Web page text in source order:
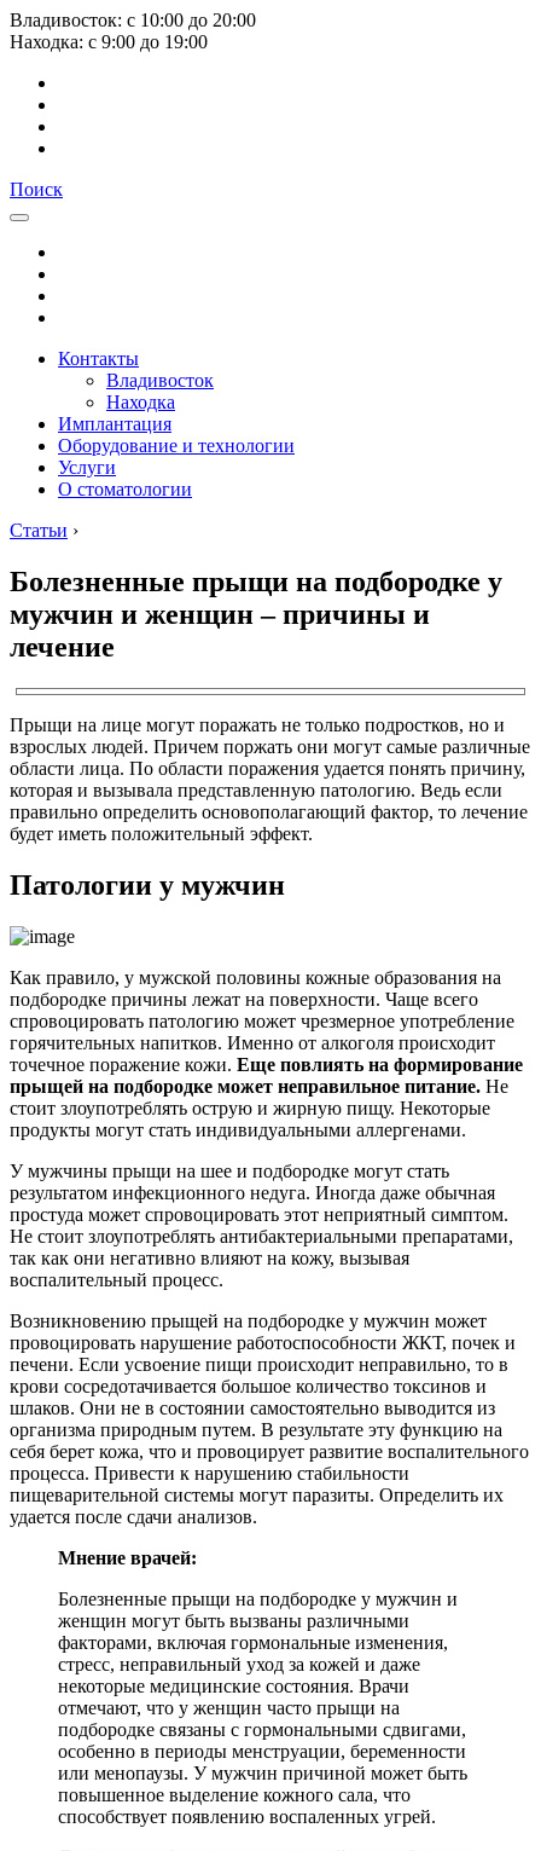
Владивосток: с 10:00 до 20:00
Находка: с 9:00 до 19:00
Поиск
Контакты
Владивосток
Находка
Имплантация
Оборудование и технологии
Услуги
О стоматологии
Статьи ›
Болезненные прыщи на подбородке у
мужчин и женщин – причины и
лечение
Прыщи на лице могут поражать не только подростков, но и
взрослых людей. Причем поржать они могут самые различные
области лица. По области поражения удается понять причину,
которая и вызывала представленную патологию. Ведь если
правильно определить основополагающий фактор, то лечение
будет иметь положительный эффект.
Патологии у мужчин
Как правило, у мужской половины кожные образования на
подбородке причины лежат на поверхности. Чаще всего
спровоцировать патологию может чрезмерное употребление
горячительных напитков. Именно от алкоголя происходит
точечное поражение кожи. Еще повлиять на формирование
прыщей на подбородке может неправильное питание. Не
стоит злоупотреблять острую и жирную пищу. Некоторые
продукты могут стать индивидуальными аллергенами.
У мужчины прыщи на шее и подбородке могут стать
результатом инфекционного недуга. Иногда даже обычная
простуда может спровоцировать этот неприятный симптом.
Не стоит злоупотреблять антибактериальными препаратами,
так как они негативно влияют на кожу, вызывая
воспалительный процесс.
Возникновению прыщей на подбородке у мужчин может
провоцировать нарушение работоспособности ЖКТ, почек и
печени. Если усвоение пищи происходит неправильно, то в
крови сосредотачивается большое количество токсинов и
шлаков. Они не в состоянии самостоятельно выводится из
организма природным путем. В результате эту функцию на
себя берет кожа, что и провоцирует развитие воспалительного
процесса. Привести к нарушению стабильности
пищеварительной системы могут паразиты. Определить их
удается после сдачи анализов.
Мнение врачей:
Болезненные прыщи на подбородке у мужчин и
женщин могут быть вызваны различными
факторами, включая гормональные изменения,
стресс, неправильный уход за кожей и даже
некоторые медицинские состояния. Врачи
отмечают, что у женщин часто прыщи на
подбородке связаны с гормональными сдвигами,
особенно в периоды менструации, беременности
или менопаузы. У мужчин причиной может быть
повышенное выделение кожного сала, что
способствует появлению воспаленных угрей.